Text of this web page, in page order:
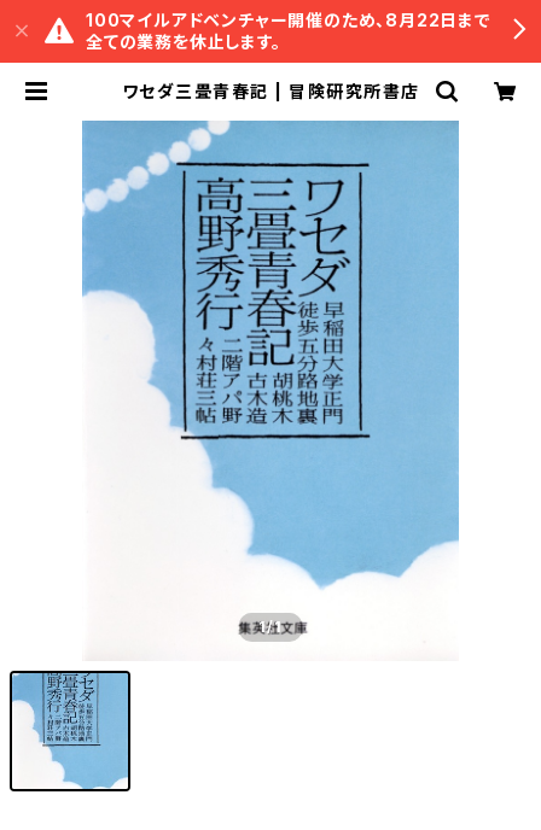
100マイルアドベンチャー開催のため、8月22日まで
全ての業務を休止します。
ワセダ三畳青春記 | 冒険研究所書店
1/1